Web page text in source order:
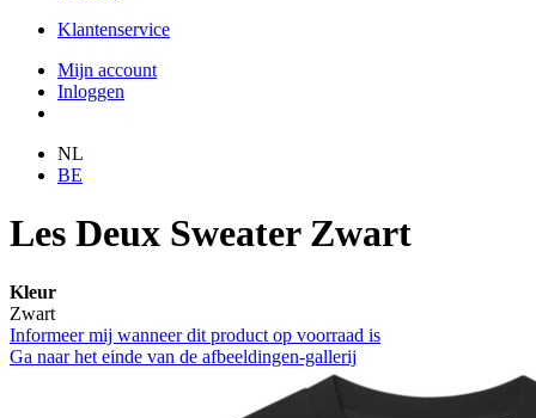
Klantenservice
Mijn account
Inloggen
NL
BE
Les Deux Sweater Zwart
Kleur
Zwart
Informeer mij wanneer dit product op voorraad is
Ga naar het einde van de afbeeldingen-gallerij